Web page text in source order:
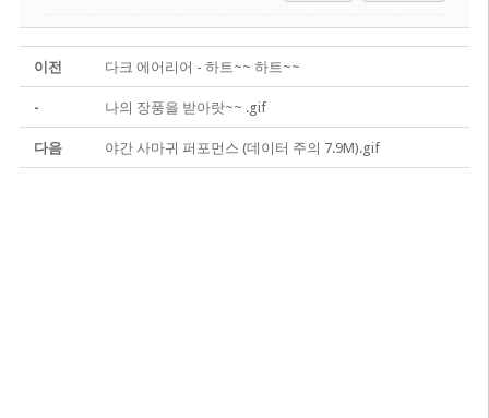
이전 다크 에어리어 - 하트~~ 하트~~
- 나의 장풍을 받아랏~~ .gif
다음 야간 사마귀 퍼포먼스 (데이터 주의 7.9M).gif